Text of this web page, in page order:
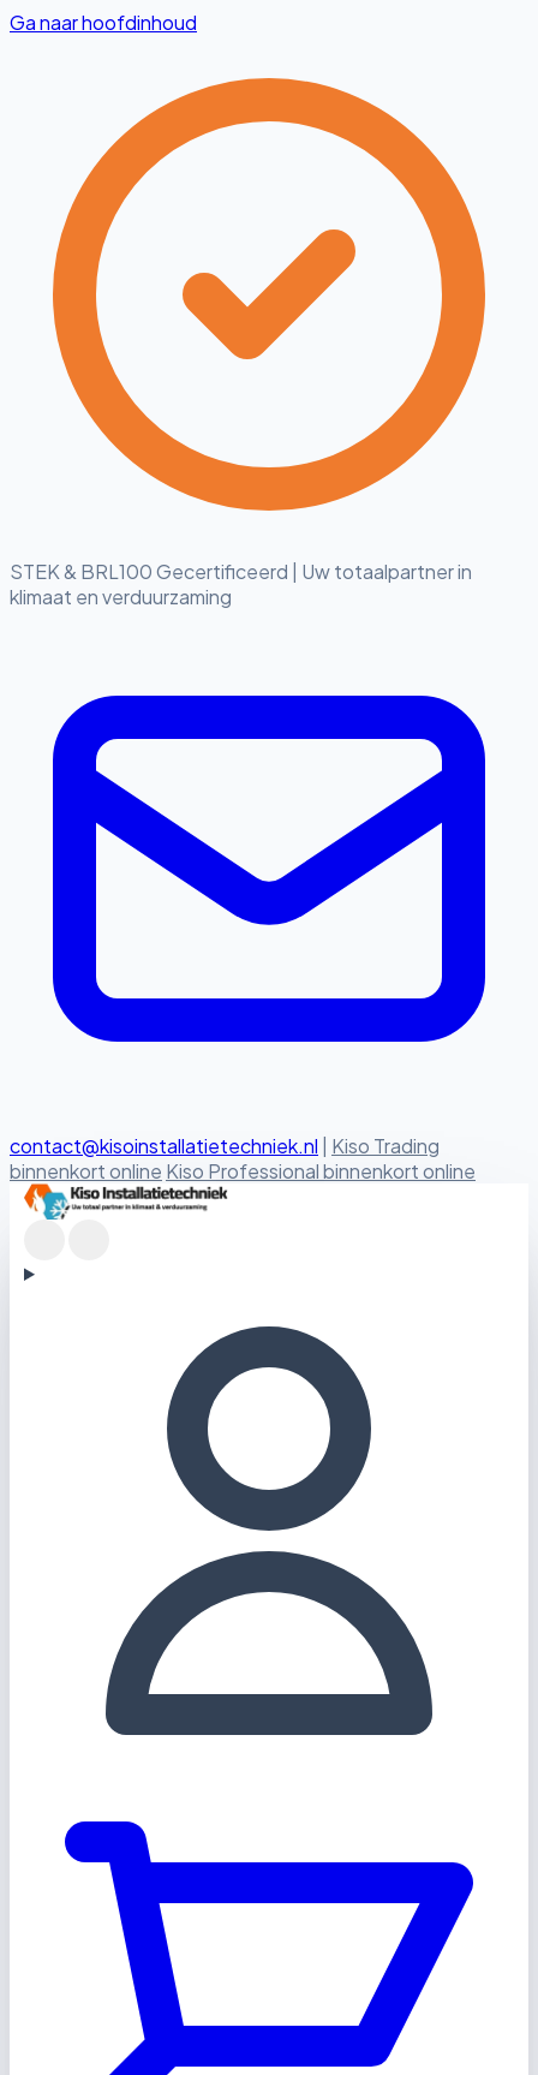
Ga naar hoofdinhoud
STEK & BRL100 Gecertificeerd
Uw totaalpartner in
klimaat en verduurzaming
contact@kisoinstallatietechniek.nl
Kiso Trading
binnenkort online Kiso Professional binnenkort online